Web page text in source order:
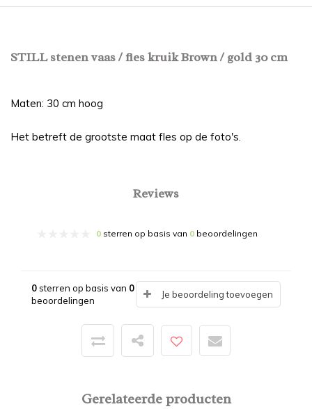
STILL stenen vaas / fles kruik Brown / gold 30 cm
Maten: 30 cm hoog
Het betreft de grootste maat fles op de foto's.
Reviews
0 sterren op basis van 0 beoordelingen
0sterren op basis van 0
beoordelingen
Je beoordeling toevoegen
Gerelateerde producten